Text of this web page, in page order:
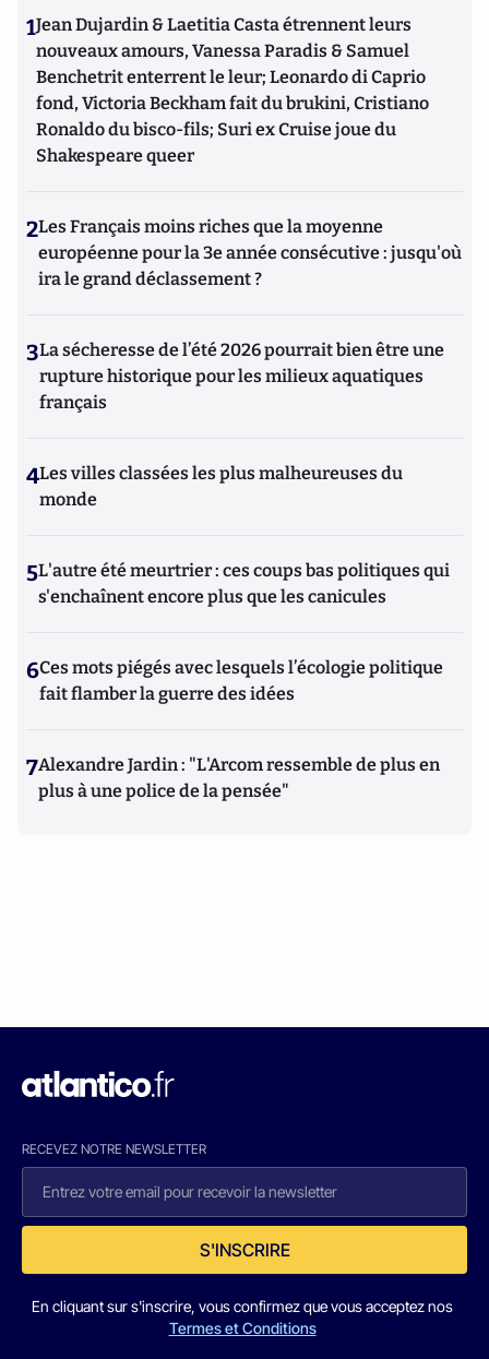
1Jean Dujardin & Laetitia Casta étrennent leurs
nouveaux amours, Vanessa Paradis & Samuel
Benchetrit enterrent le leur; Leonardo di Caprio
fond, Victoria Beckham fait du brukini, Cristiano
Ronaldo du bisco-fils; Suri ex Cruise joue du
Shakespeare queer
2Les Français moins riches que la moyenne
européenne pour la 3e année consécutive : jusqu'où
ira le grand déclassement ?
3La sécheresse de l’été 2026 pourrait bien être une
rupture historique pour les milieux aquatiques
français
4Les villes classées les plus malheureuses du
monde
5L'autre été meurtrier : ces coups bas politiques qui
s'enchaînent encore plus que les canicules
6Ces mots piégés avec lesquels l’écologie politique
fait flamber la guerre des idées
7Alexandre Jardin : "L'Arcom ressemble de plus en
plus à une police de la pensée"
RECEVEZ NOTRE NEWSLETTER
S'INSCRIRE
En cliquant sur s'inscrire, vous confirmez que vous acceptez nos
Termes et Conditions